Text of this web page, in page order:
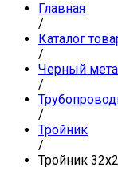
Главная
/
Каталог
/
Черный
/
/
Тройник
/
Тройник